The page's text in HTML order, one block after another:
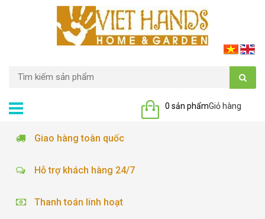
Giỏ hàng
0 sản phẩm
Giao hàng toàn quốc
Hỗ trợ khách hàng 24/7
Thanh toán linh hoạt